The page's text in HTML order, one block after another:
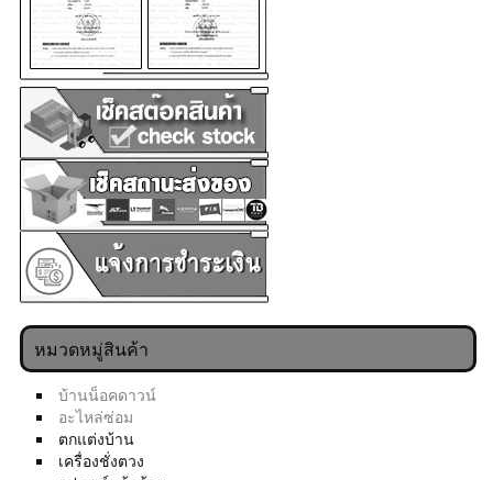
หมวดหมู่สินค้า
บ้านน็อคดาวน์
อะไหล่ซ่อม
ตกแต่งบ้าน
เครื่องชั่งตวง